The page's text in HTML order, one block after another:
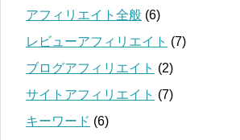
アフィリエイト全般 (6)
レビューアフィリエイト (7)
ブログアフィリエイト (2)
サイトアフィリエイト (7)
キーワード (6)